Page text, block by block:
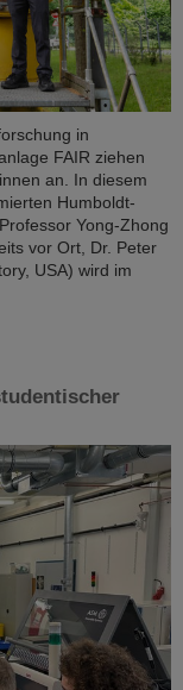
in
FAIR ziehen
an. In diesem
Humboldt-
Yong-Zhong
vor Ort, Dr. Peter
USA) wird im